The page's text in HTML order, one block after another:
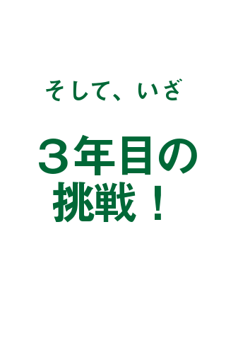
そして、いざ
３年目の
挑戦！